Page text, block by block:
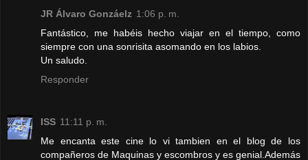
JR Álvaro Gonzáelz 1:06 p. m.
Fantástico, me habéis hecho viajar en el tiempo, como
siempre con una sonrisita asomando en los labios.
Un saludo.
Responder
ISS 11:11 p. m.
Me encanta este cine lo vi tambien en el blog de los
compañeros de Maquinas y escombros y es genial.Además